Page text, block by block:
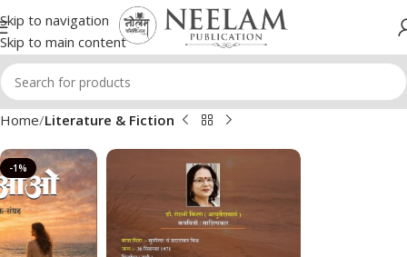
Skip to navigation
Skip to main content
Home Literature & Fiction
-1%